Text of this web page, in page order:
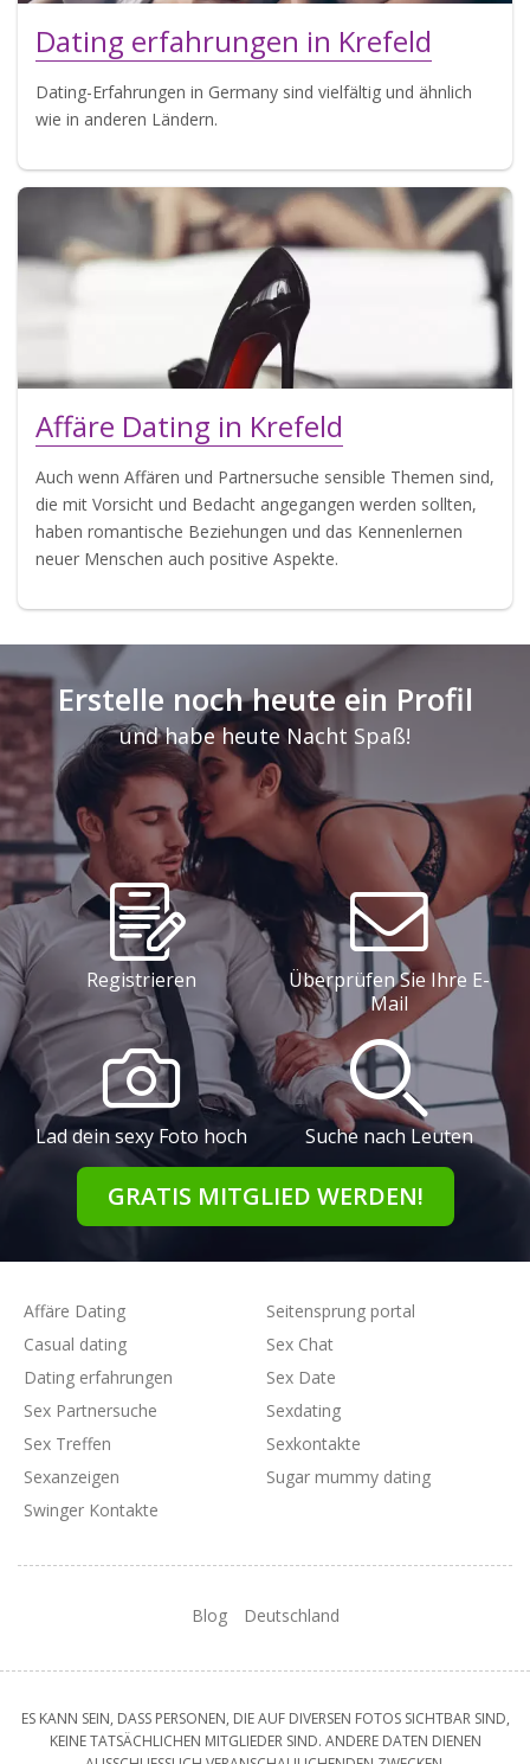
Dating erfahrungen in Krefeld
Dating-Erfahrungen in Germany sind vielfältig und ähnlich
wie in anderen Ländern.
Affäre Dating in Krefeld
Auch wenn Affären und Partnersuche sensible Themen sind,
die mit Vorsicht und Bedacht angegangen werden sollten,
haben romantische Beziehungen und das Kennenlernen
neuer Menschen auch positive Aspekte.
Erstelle noch heute ein Profil
und habe heute Nacht Spaß!
Registrieren
Überprüfen Sie Ihre E-
Mail
Lad dein sexy Foto hoch Suche nach Leuten
GRATIS MITGLIED WERDEN!
Affäre Dating
Casual dating
Dating erfahrungen
Seitensprung portal
Sex Chat
Sex Date
Sex Partnersuche
Sex Treffen
Sexanzeigen
Sexdating
Sexkontakte
Sugar mummy dating
Swinger Kontakte
Blog Deutschland
ES KANN SEIN, DASS PERSONEN, DIE AUF DIVERSEN FOTOS SICHTBAR SIND,
KEINE TATSÄCHLICHEN MITGLIEDER SIND. ANDERE DATEN DIENEN